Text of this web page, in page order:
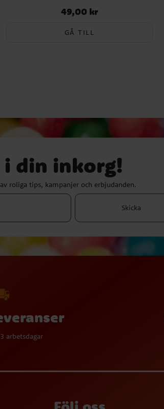
Pris:49,00 kr
49,00 kr
GÅ TILL
din inkorg!
roliga tips, kampanjer och erbjudanden.
Skicka
arbetsdagar